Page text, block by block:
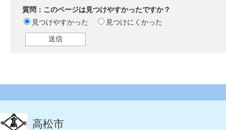
質問：このページは見つけやすかったですか？
見つけやすかった
見つけにくかった
高松市